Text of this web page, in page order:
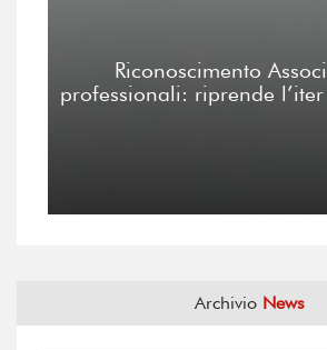
Riconoscimento
professionali: riprende
Archivio News